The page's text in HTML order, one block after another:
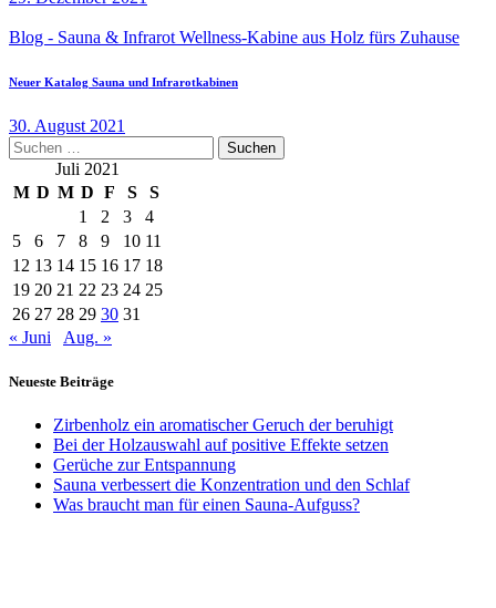
Blog - Sauna & Infrarot Wellness-Kabine aus Holz fürs Zuhause
Neuer Katalog Sauna und Infrarotkabinen
30. August 2021
Suchen
nach: Juli 2021
M D M D F S
S
1
2 3
4
5
6 7 8 9 10 11
12 13 14 15 16 17 18
19 20 21 22 23 24 25
26 27 28 29 30 31
« Juni
Aug. »
Neueste Beiträge
Zirbenholz ein aromatischer Geruch der beruhigt
Bei der Holzauswahl auf positive Effekte setzen
Gerüche zur Entspannung
Sauna verbessert die Konzentration und den Schlaf
Was braucht man für einen Sauna-Aufguss?